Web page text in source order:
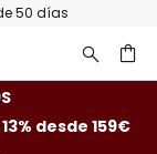
50 días
desde 159€